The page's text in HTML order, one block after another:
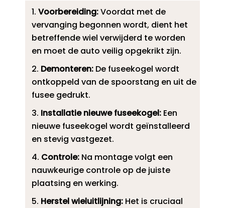
Voorbereiding:Voordat met de
vervanging begonnen wordt, dient het
betreffende wiel verwijderd te worden
en moet de auto veilig opgekrikt zijn.​
Demonteren:De fuseekogel wordt
ontkoppeld van de spoorstang en uit de
fusee gedrukt.​
Installatie nieuwe fuseekogel:Een
nieuwe fuseekogel wordt geïnstalleerd
en stevig vastgezet.​
Controle:Na montage volgt een
nauwkeurige controle op de juiste
plaatsing en werking.​
Herstel wieluitlijning:Het is cruciaal